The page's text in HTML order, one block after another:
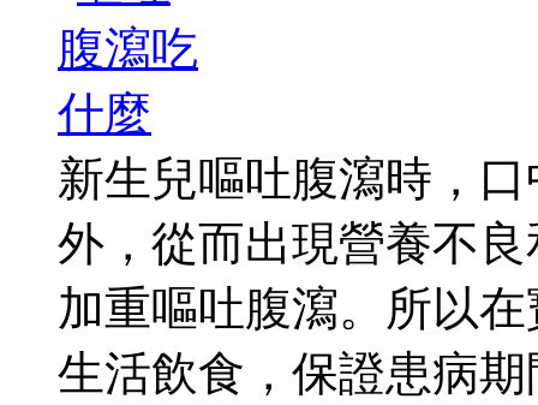
新生兒嘔吐腹瀉時，
外，從而出現營養不
加重嘔吐腹瀉。所以
生活飲食，保證患病